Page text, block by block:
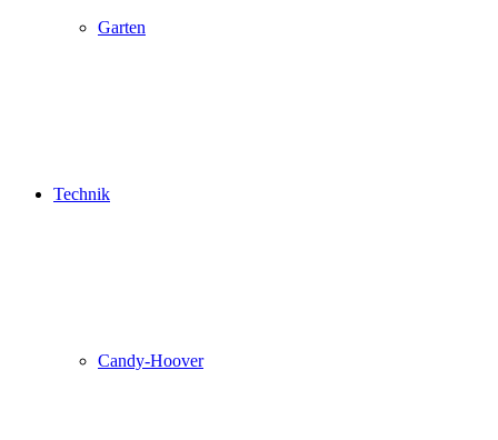
Garten
Technik
Candy-Hoover